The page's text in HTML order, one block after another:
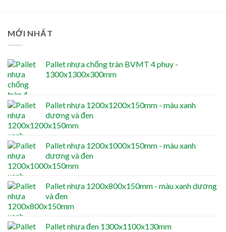
MỚI NHẤT
Pallet nhựa chống tràn BVMT 4 phuy -
1300x1300x300mm
Pallet nhựa 1200x1200x150mm - màu xanh
dương và đen
Pallet nhựa 1200x1000x150mm - màu xanh
dương và đen
Pallet nhựa 1200x800x150mm - màu xanh dương
và đen
Pallet nhựa đen 1300x1100x130mm